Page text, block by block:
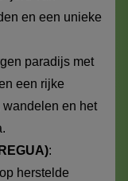
en een unieke
paradijs met
een rijke
wandelen en het
:
herstelde